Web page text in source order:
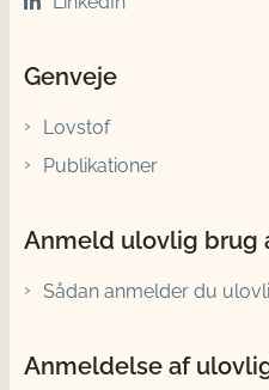
Genveje
Lovstof
Publikationer
Anmeld ulovlig brug
Sådan anmelder du
Anmeldelse af